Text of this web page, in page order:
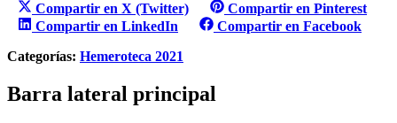
Compartir en X (Twitter)
Compartir en Pinterest
Compartir en LinkedIn
Compartir en Facebook
Categorías: Hemeroteca 2021
Barra lateral principal